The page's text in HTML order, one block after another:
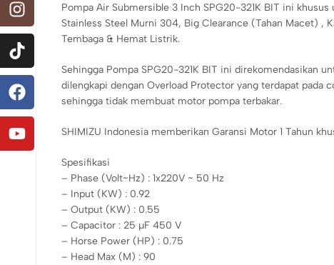
Pompa Air Submersible 3 Inch SPG20-321K BIT ini
Stainless Steel Murni 304, Big Clearance (Tahan Macet) ,
Tembaga & Hemat Listrik.
Sehingga Pompa SPG20-321K BIT ini direkomendasikan
dilengkapi dengan Overload Protector yang terdapat
sehingga tidak membuat motor pompa terbakar.
SHIMIZU Indonesia memberikan Garansi Motor 1 Tahun
Spesifikasi
– Phase (Volt~Hz) : 1x220V ~ 50 Hz
– Input (KW) : 0.92
– Output (KW) : 0.55
– Capacitor : 25 µF 450 V
– Horse Power (HP) : 0.75
– Head Max (M) : 90